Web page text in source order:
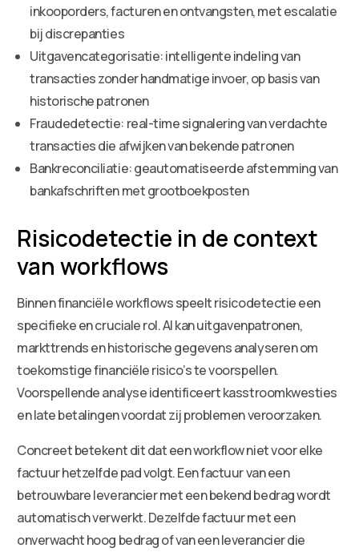
inkooporders, facturen en ontvangsten, met escalatie
bij discrepanties
Uitgavencategorisatie: intelligente indeling van
transacties zonder handmatige invoer, op basis van
historische patronen
Fraudedetectie: real-time signalering van verdachte
transacties die afwijken van bekende patronen
Bankreconciliatie: geautomatiseerde afstemming van
bankafschriften met grootboekposten
Risicodetectie in de context
van workflows
Binnen financiële workflows speelt risicodetectie een
specifieke en cruciale rol. AI kan uitgavenpatronen,
markttrends en historische gegevens analyseren om
toekomstige financiële risico’s te voorspellen.
Voorspellende analyse identificeert kasstroomkwesties
en late betalingen voordat zij problemen veroorzaken.
Concreet betekent dit dat een workflow niet voor elke
factuur hetzelfde pad volgt. Een factuur van een
betrouwbare leverancier met een bekend bedrag wordt
automatisch verwerkt. Dezelfde factuur met een
onverwacht hoog bedrag of van een leverancier die